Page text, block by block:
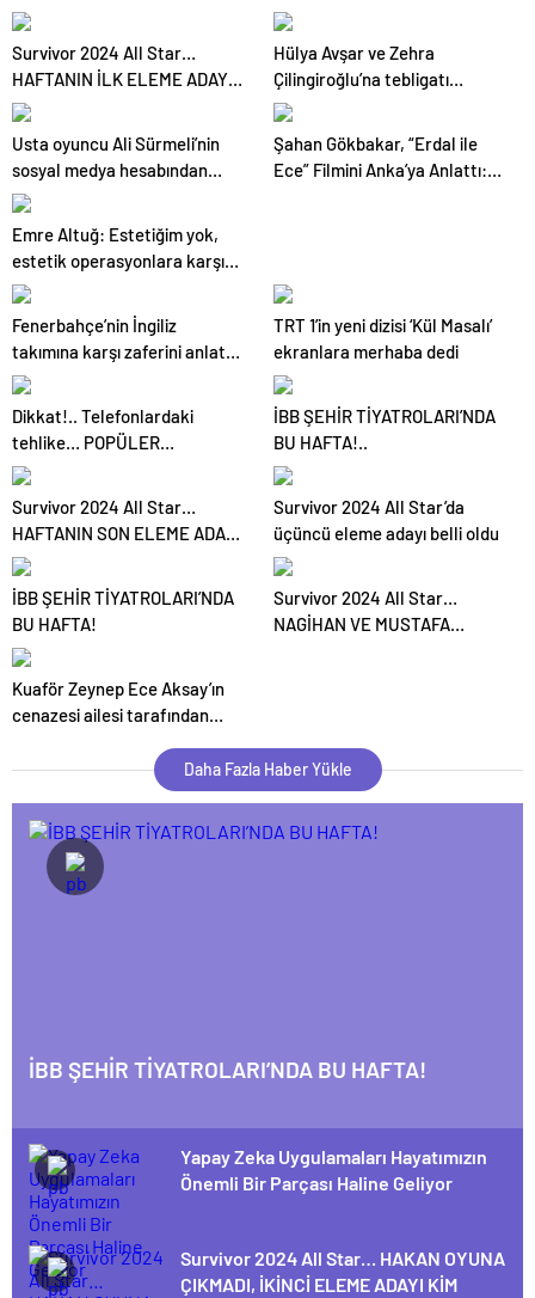
EGEKAF 24’e konuk oldu
Survivor 2024 All Star…
HAFTANIN İLK ELEME ADAYI
BELİ OLDU, HAKAN NASIL
Hülya Avşar ve Zehra
Çilingiroğlu’na tebligatı
dağıtan kurye hakkında dava
Usta oyuncu Ali Sürmeli’nin
sosyal medya hesabından
yapılan paylaşımlarla ilgili
Şahan Gökbakar, “Erdal ile
Ece” Filmini Anka’ya Anlattı:
Emre Altuğ: Estetiğim yok,
estetik operasyonlara karşı
değilim
Fenerbahçe’nin İngiliz
takımına karşı zaferini anlatan
film galası yapıldı
TRT 1’in yeni dizisi ‘Kül Masalı’
ekranlara merhaba dedi
Dikkat!.. Telefonlardaki
tehlike… POPÜLER
UYGULAMALAR
TOPLUYOR!..
İBB ŞEHİR TİYATROLARI’NDA
BU HAFTA!..
Survivor 2024 All Star…
HAFTANIN SON ELEME ADAYI
BELLİ OLDU!
Survivor 2024 All Star’da
üçüncü eleme adayı belli oldu
İBB ŞEHİR TİYATROLARI’NDA
BU HAFTA!
Survivor 2024 All Star…
NAGİHAN VE MUSTAFA
Kuaför Zeynep Ece Aksay’ın
cenazesi ailesi tarafından
Daha Fazla Haber Yükle
İBB ŞEHİR TİYATROLARI’NDA BU HAFTA!
Yapay Zeka Uygulamaları Hayatımızın
Önemli Bir Parçası Haline Geliyor
Survivor 2024 All Star… HAKAN OYUNA
ÇIKMADI, İKİNCİ ELEME ADAYI KİM